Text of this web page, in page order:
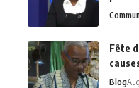
Fête
Blog